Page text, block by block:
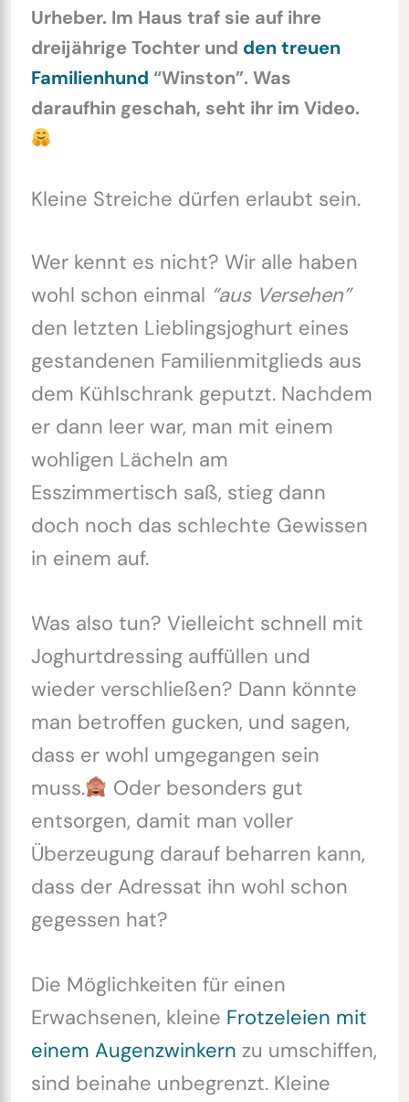
Urheber. Im Haus traf sie auf ihre
dreijährige Tochter und den treuen
Familienhund “Winston”. Was
daraufhin geschah, seht ihr im Video.
Kleine Streiche dürfen erlaubt sein.
Wer kennt es nicht? Wir alle haben
wohl schon einmal “aus Versehen”
den letzten Lieblingsjoghurt eines
gestandenen Familienmitglieds aus
dem Kühlschrank geputzt. Nachdem
er dann leer war, man mit einem
wohligen Lächeln am
Esszimmertisch saß, stieg dann
doch noch das schlechte Gewissen
in einem auf.
Was also tun? Vielleicht schnell mit
Joghurtdressing auffüllen und
wieder verschließen? Dann könnte
man betroffen gucken, und sagen,
dass er wohl umgegangen sein
muss.
Oder besonders gut
entsorgen, damit man voller
Überzeugung darauf beharren kann,
dass der Adressat ihn wohl schon
gegessen hat?
Die Möglichkeiten für einen
Erwachsenen, kleine Frotzeleien mit
einem Augenzwinkern zu umschiffen,
sind beinahe unbegrenzt. Kleine